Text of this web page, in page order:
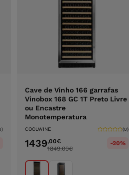
Cave de Vinho 166 garrafas
Vinobox 168 GC 1T Preto Livre
ou Encastre
Monotemperatura
COOLWINE (0)
1439,00€
1849.00€
-20%